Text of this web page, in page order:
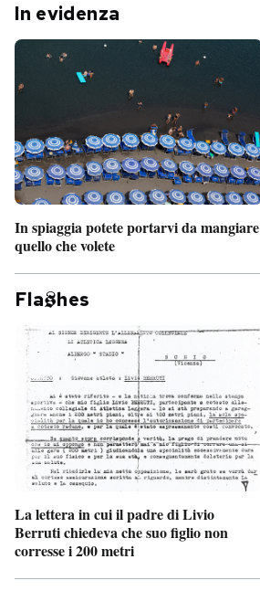
In evidenza
In spiaggia potete portarvi da mangiare
quello che volete
Fla hes
La lettera in cui il padre di Livio
Berruti chiedeva che suo figlio non
corresse i 200 metri